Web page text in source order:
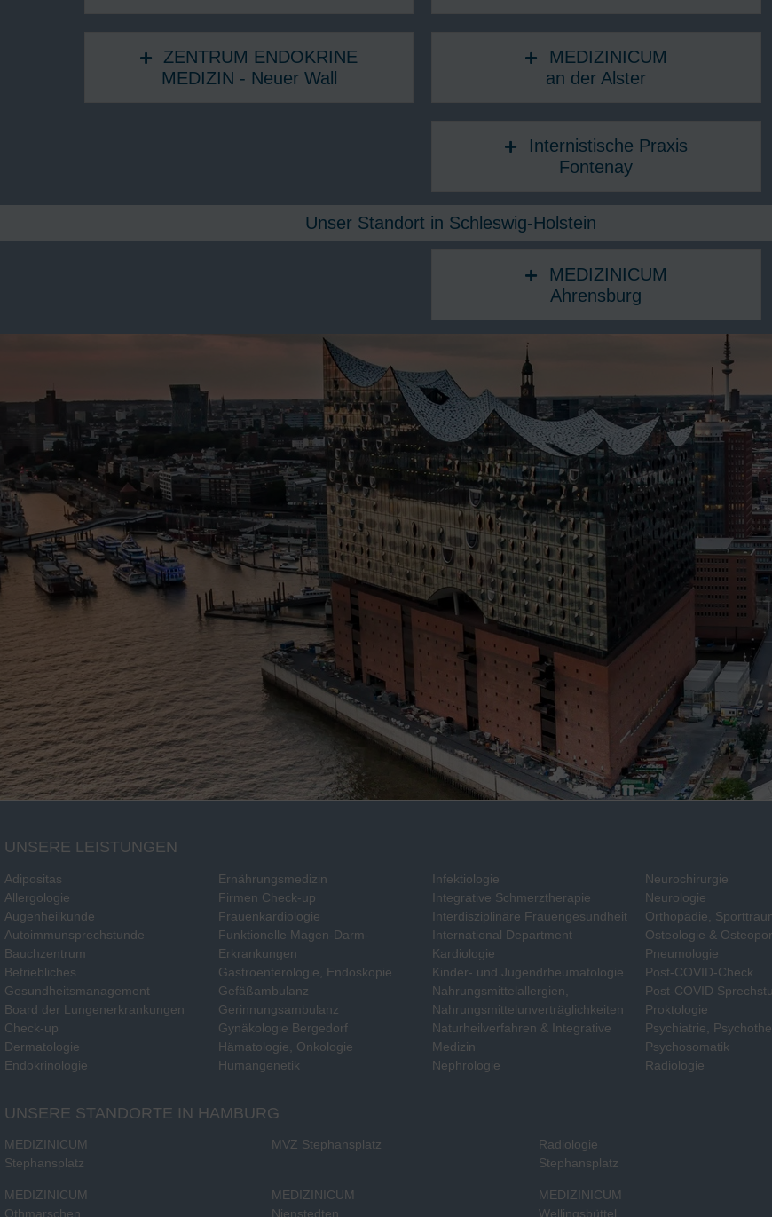
ZENTRUM ENDOKRINE
MEDIZIN - Neuer Wall
MEDIZINICUM
an der Alster
Internistische Praxis
Fontenay
Unser Standort in Schleswig-Holstein
MEDIZINICUM
Ahrensburg
UNSERE LEISTUNGEN
Adipositas
Allergologie
Augenheilkunde
Autoimmunsprechstunde
Bauchzentrum
Betriebliches
Gesundheitsmanagement
Board der Lungenerkrankungen
Check-up
Dermatologie
Endokrinologie
Ernährungsmedizin
Firmen Check-up
Frauenkardiologie
Funktionelle Magen-Darm-
Erkrankungen
Gastroenterologie, Endoskopie
Gefäßambulanz
Gerinnungsambulanz
Gynäkologie Bergedorf
Hämatologie, Onkologie
Humangenetik
Infektiologie
Integrative Schmerztherapie
Interdisziplinäre Frauengesundheit
International Department
Kardiologie
Kinder- und Jugendrheumatologie
Nahrungsmittelallergien,
Nahrungsmittelunverträglichkeiten
Naturheilverfahren & Integrative
Medizin
Nephrologie
Neurochirurgie
Neurologie
Orthopädie,
Osteologie &
Pneumologie
Post-COVID-Check
Post-COVID
Proktologie
Psychiatrie,
Psychosomatik
Radiologie
UNSERE STANDORTE IN HAMBURG
MEDIZINICUM
Stephansplatz
MVZ Stephansplatz
Radiologie
Stephansplatz
MEDIZINICUM
Othmarschen
MEDIZINICUM
Nienstedten
MEDIZINICUM
Wellingsbüttel